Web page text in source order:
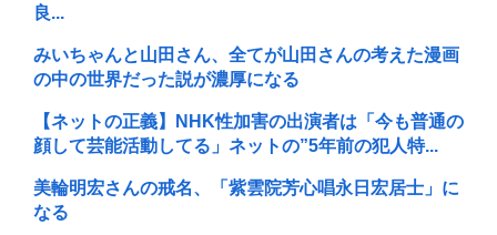
良...
みいちゃんと山田さん、全てが山田さんの考えた漫画
の中の世界だった説が濃厚になる
【ネットの正義】NHK性加害の出演者は「今も普通の
顔して芸能活動してる」ネットの”5年前の犯人特...
美輪明宏さんの戒名、「紫雲院芳心唱永日宏居士」に
なる